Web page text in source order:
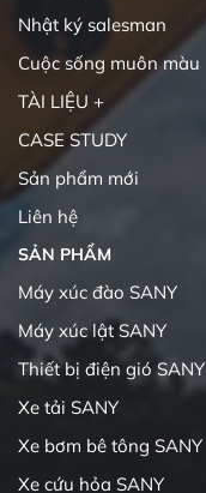
Nhật ký salesman
Cuộc sống muôn màu
TÀI LIỆU +
CASE STUDY
Sản phẩm mới
Liên hệ
SẢN PHẨM
Máy xúc đào SANY
Máy xúc lật SANY
Thiết bị điện gió SANY
Xe tải SANY
Xe bơm bê tông SANY
Xe cứu hỏa SANY